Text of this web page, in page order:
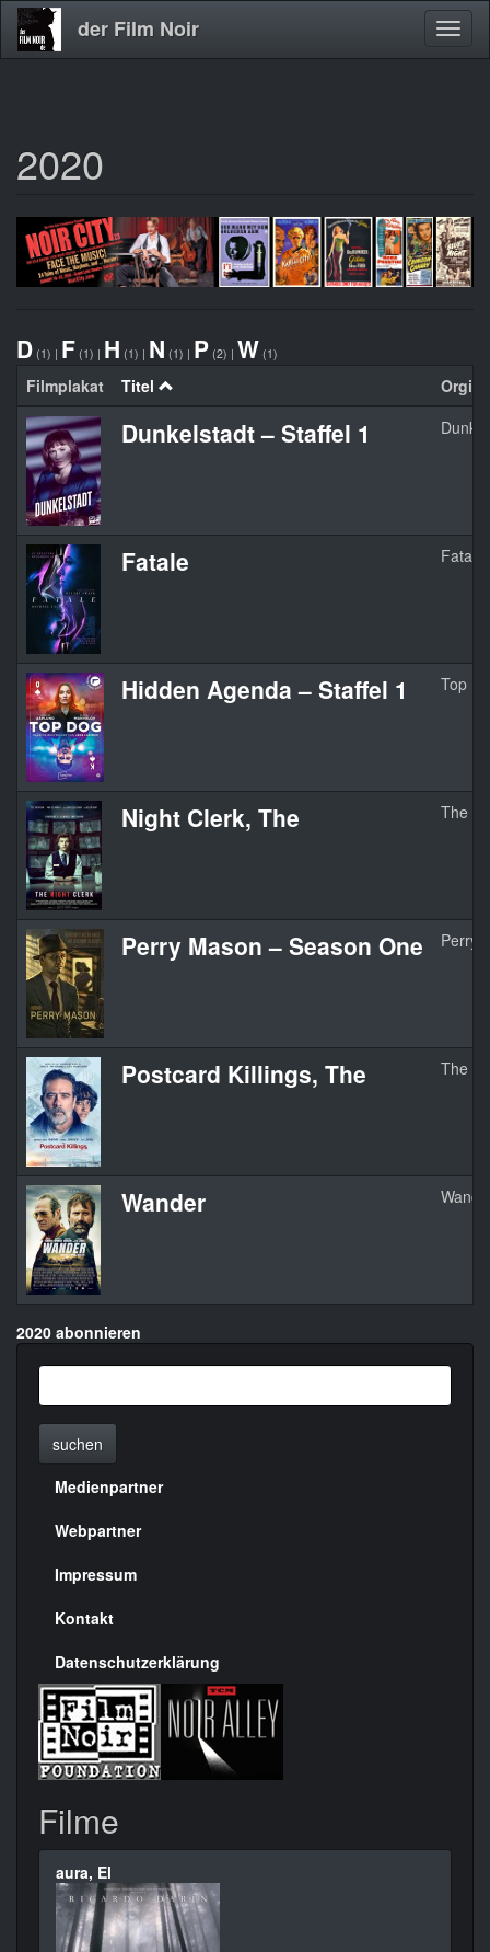
Direkt
zum
der Film Noir
2020
D (1) | F (1) | H (1) | N (1) | P (2) | W (1)
Filmplakat Titel
Dunkelstadt – Staffel 1
Fatale Fatale
Hidden Agenda – Staffel 1 Top
Night Clerk, The The
Perry Mason – Season One Perry
Postcard Killings, The The
Wander
2020 abonnieren
suchen
Menülinks
rechte
Seite
Medienpartner
Webpartner
Impressum
Kontakt
Datenschutzerklärung
Filme
aura, El